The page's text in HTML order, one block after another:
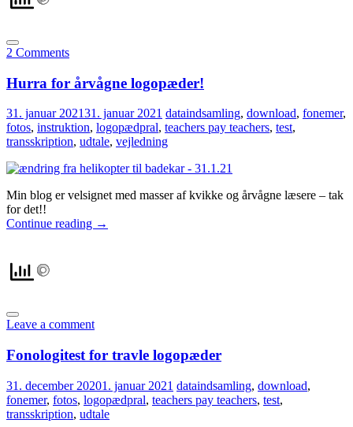
2 Comments
Hurra for årvågne logopæder!
31. januar 202131. januar 2021 dataindsamling, download, fonemer,
fotos, instruktion, logopædpral, teachers pay teachers, test,
transskription, udtale, vejledning
Min blog er velsignet med masser af kvikke og årvågne læsere – tak
for det!!
Continue reading →
Leave a comment
Fonologitest for travle logopæder
31. december 20201. januar 2021 dataindsamling, download,
fonemer, fotos, logopædpral, teachers pay teachers, test,
transskription, udtale